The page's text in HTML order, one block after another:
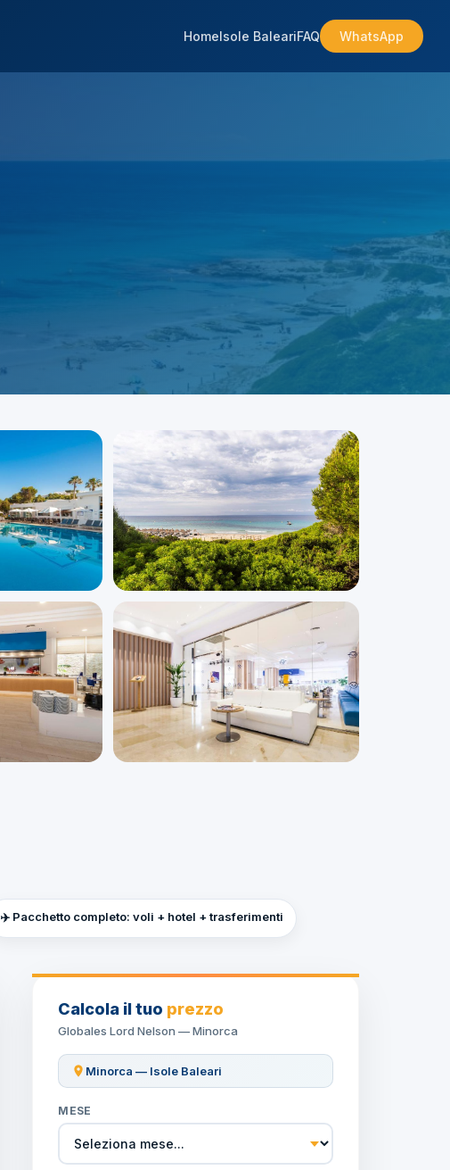
HomeIsole BaleariFAQ WhatsApp
✈️ Pacchetto completo: voli + hotel + trasferimenti
Calcola il tuo prezzo
Globales Lord Nelson — Minorca
Minorca — Isole Baleari
MESE